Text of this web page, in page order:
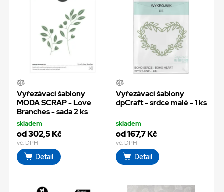
Vyřezávací šablony
MODA SCRAP - Love
Branches - sada 2 ks
skladem
od 302,5 Kč
vč. DPH
Detail
Vyřezávací šablony
dpCraft - srdce malé - 1 ks
skladem
od 167,7 Kč
vč. DPH
Detail